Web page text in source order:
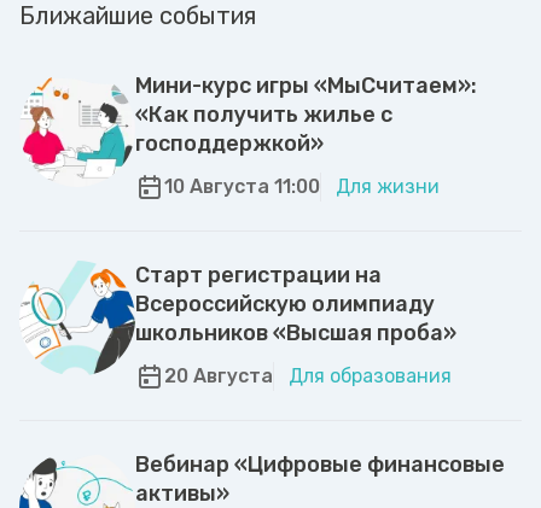
Ближайшие события
Мини-курс игры «МыСчитаем»:
«Как получить жилье с
господдержкой»
10 Августа 11:00 Для жизни
Старт регистрации на
Всероссийскую олимпиаду
школьников «Высшая проба»
20 Августа Для образования
Вебинар «Цифровые финансовые
активы»